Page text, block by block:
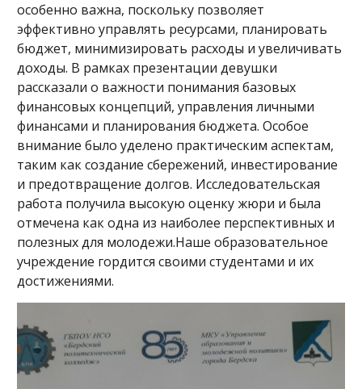
особенно важна, поскольку позволяет
эффективно управлять ресурсами, планировать
бюджет, минимизировать расходы и увеличивать
доходы. В рамках презентации девушки
рассказали о важности понимания базовых
финансовых концепций, управления личными
финансами и планирования бюджета. Особое
внимание было уделено практическим аспектам,
таким как создание сбережений, инвестирование
и предотвращение долгов. Исследовательская
работа получила высокую оценку жюри и была
отмечена как одна из наиболее перспективных и
полезных для молодежи.Наше образовательное
учреждение гордится своими студентами и их
достижениями.